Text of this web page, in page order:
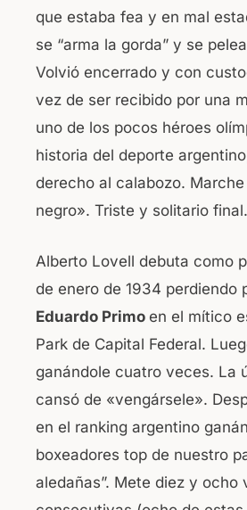
que estaba fea y en mal
se “arma la gorda” y se
Volvió encerrado y con
vez de ser recibido por una
uno de los pocos héroes
historia del deporte
derecho al calabozo.
negro». Triste y solitario
Alberto Lovell debuta como
de enero de 1934 perdiendo
Eduardo Primo en el mítico
Park de Capital Federal.
ganándole cuatro veces. La
cansó de «vengársele».
en el ranking argentino
boxeadores top de nuestro
aledañas”. Mete diez y ocho